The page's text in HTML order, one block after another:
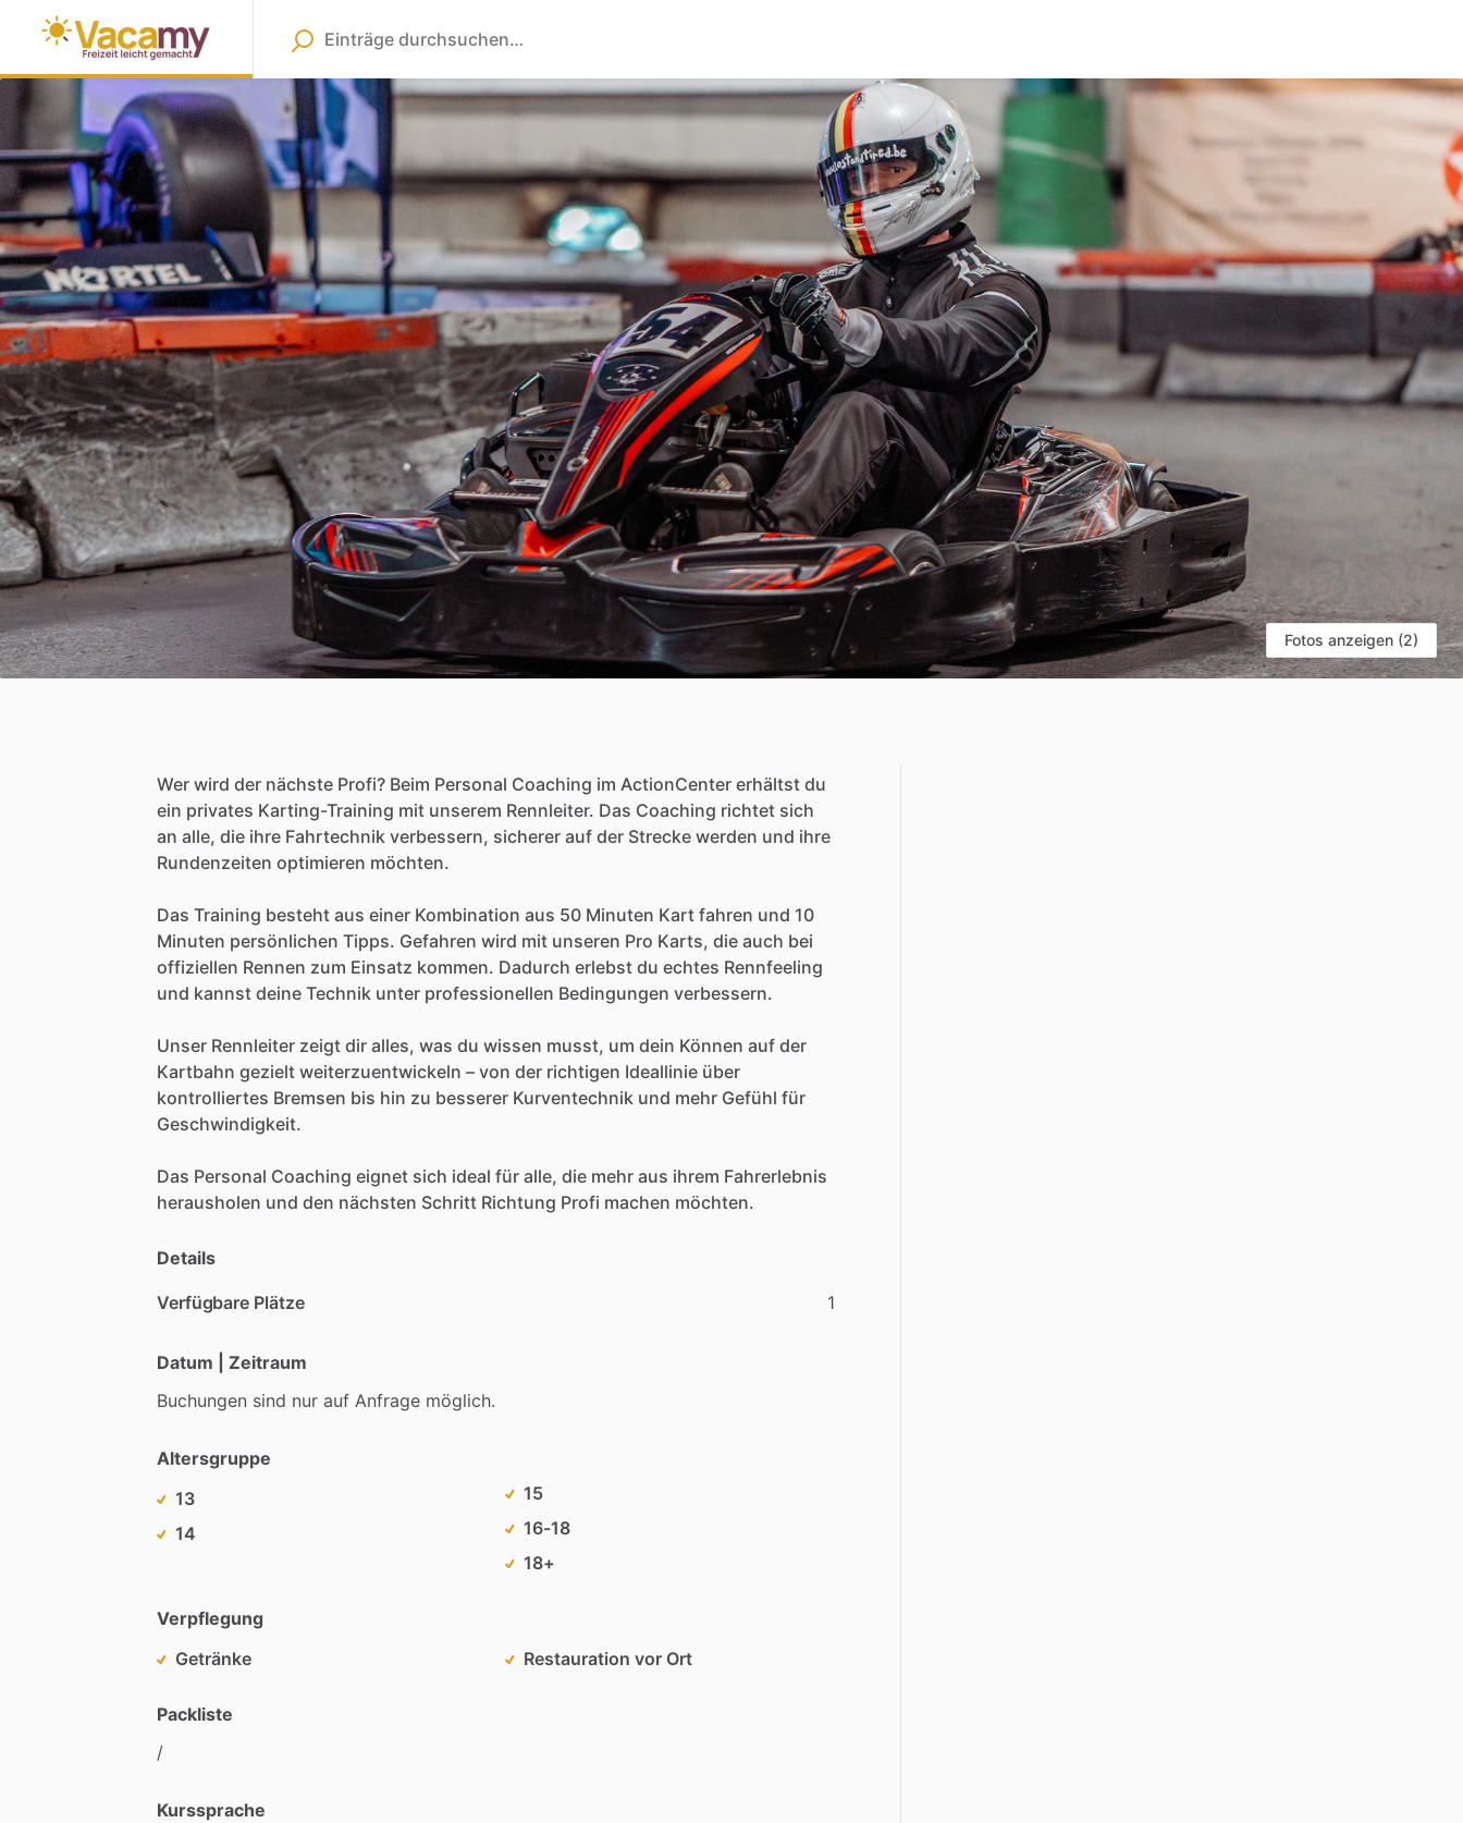
Fotos anzeigen (2)
Wer wird der nächste Profi? Beim Personal Coaching im ActionCenter erhältst du
ein privates Karting-Training mit unserem Rennleiter. Das Coaching richtet sich
an alle, die ihre Fahrtechnik verbessern, sicherer auf der Strecke werden und ihre
Rundenzeiten optimieren möchten.
Das Training besteht aus einer Kombination aus 50 Minuten Kart fahren und 10
Minuten persönlichen Tipps. Gefahren wird mit unseren Pro Karts, die auch bei
offiziellen Rennen zum Einsatz kommen. Dadurch erlebst du echtes Rennfeeling
und kannst deine Technik unter professionellen Bedingungen verbessern.
Unser Rennleiter zeigt dir alles, was du wissen musst, um dein Können auf der
Kartbahn gezielt weiterzuentwickeln – von der richtigen Ideallinie über
kontrolliertes Bremsen bis hin zu besserer Kurventechnik und mehr Gefühl für
Geschwindigkeit.
Das Personal Coaching eignet sich ideal für alle, die mehr aus ihrem Fahrerlebnis
herausholen und den nächsten Schritt Richtung Profi machen möchten.
Details
Verfügbare Plätze 1
Datum | Zeitraum
Buchungen sind nur auf Anfrage möglich.
Altersgruppe
13
14
15
16-18
18+
Verpflegung
Getränke
Restauration vor Ort
Packliste
​/​
Kurssprache